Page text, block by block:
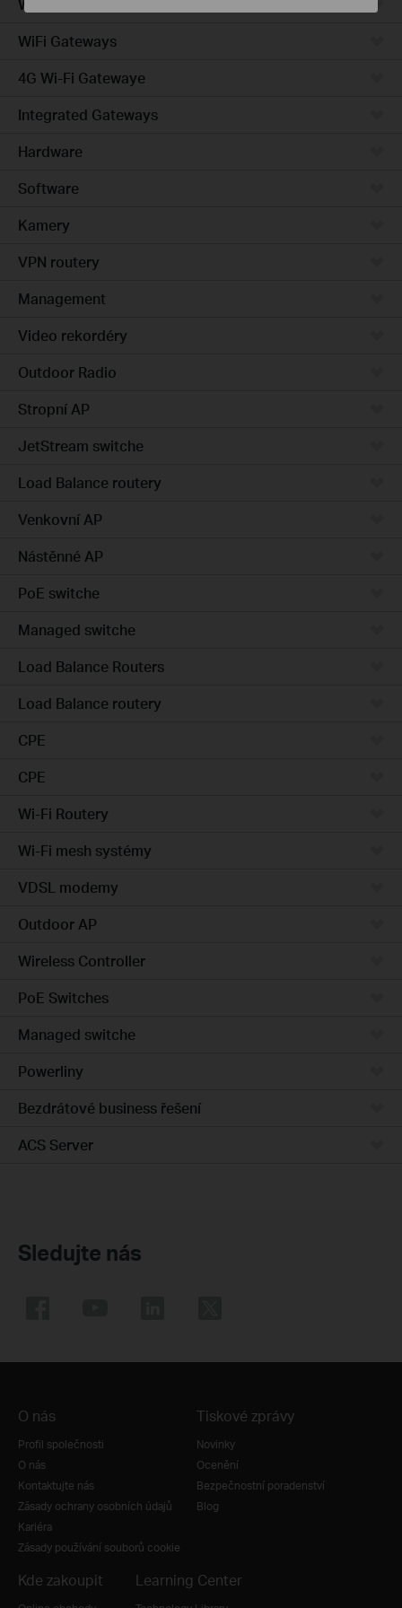
Wired Gateways
WiFi Gateways
4G Wi-Fi Gatewaye
Integrated Gateways
Hardware
Software
Kamery
VPN routery
Management
Video rekordéry
Outdoor Radio
Stropní AP
JetStream switche
Load Balance routery
Venkovní AP
Nástěnné AP
PoE switche
Managed switche
Load Balance Routers
Load Balance routery
CPE
CPE
Wi-Fi Routery
Wi-Fi mesh systémy
VDSL modemy
Outdoor AP
Wireless Controller
PoE Switches
Managed switche
Powerliny
Bezdrátové business řešení
ACS Server
Sledujte nás
O nás
Profil společnosti
O nás
Kontaktujte nás
Zásady ochrany osobních údajů
Kariéra
Zásady používání souborů cookie
Tiskové zprávy
Novinky
Ocenění
Bezpečnostní poradenství
Blog
Kde zakoupit Learning Center